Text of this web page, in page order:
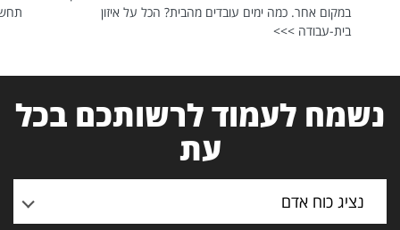
במקום אחר. כמה ימים עובדים מהבית? הכל על איזון
בית-עבודה >>>
נשמח לעמוד לרשותכם בכל
עת
נציג כוח אדם